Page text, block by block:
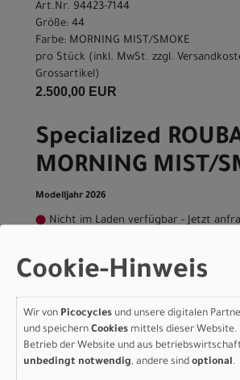
Art.Nr. 94423-7144
Größe: 44
Farbe: MORNING MIST/SMOKE
pro Stück (inkl. MwSt. zzgl.
Grossartikel)
2.500,00 EUR
Specialized
MORNING MIST/
Modelljahr 2026
Nicht im Laden verfügbar - Jetzt
Größe: 49
Farbe: MORNING MIST/SMOKE
Grossartikel
)
2.500,00 EUR
Specialized
Cookie-Hinweis
Wir von Picocycles und unsere digitalen
und speichern Cookies mittels dieser Website.
Betrieb der Website und aus
unbedingt notwendig, andere sind optional.